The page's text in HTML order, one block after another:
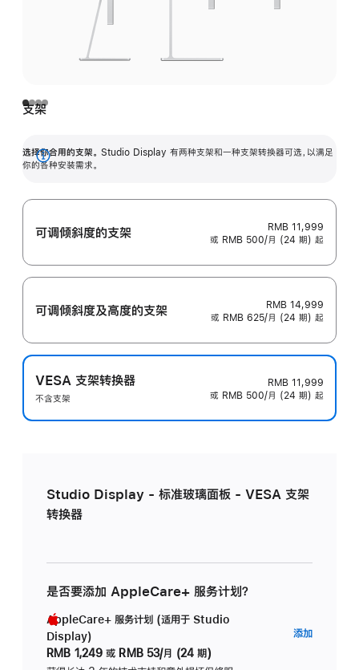
支架
选择你合用的支架。 Studio Display 有两种支架和一种支架转换器可选，以满足
你的各种安装需求。
展
可调倾斜度的支架
RMB 11,999
或 RMB 500/月 (24 期) 起
可调倾斜度及高‍度的支‍架
RMB 14,999
或 RMB 625/月 (24 期) 起
VESA 支架转换器
不含支架
RMB 11,999
或 RMB 500/月 (24 期) 起
Studio Display - 标准玻璃面板 - VESA 支架
转换器
是否要添加 AppleCare+ 服务计划？
AppleCare+ 服务计划 (适用于 Studio
Display)
RMB 1,249 或 RMB 53/月 (24 期)
添加